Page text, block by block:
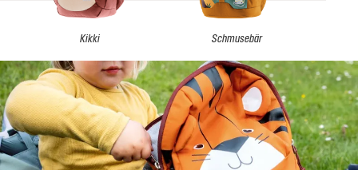
Kikki Schmusebär